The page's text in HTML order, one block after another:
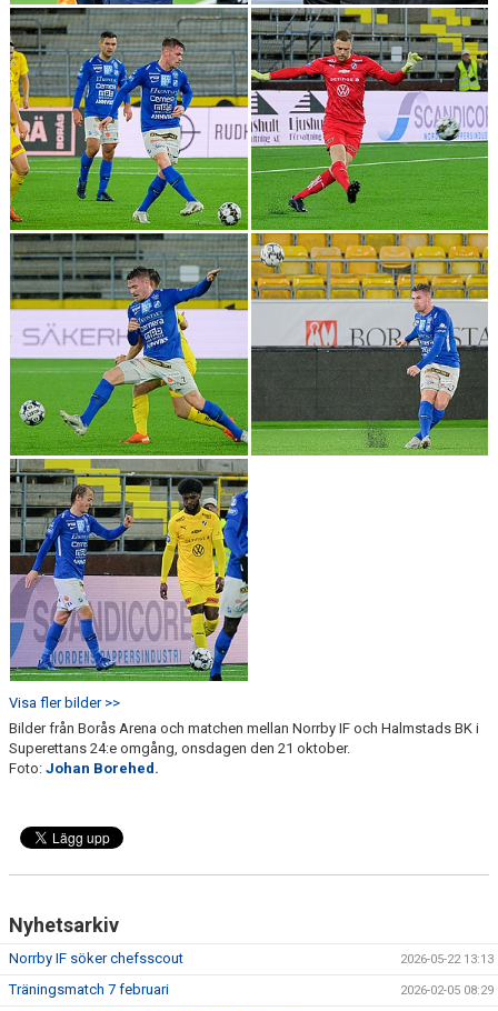
Visa fler bilder >>
Bilder från Borås Arena och matchen mellan Norrby IF och Halmstads BK i
Superettans 24:e omgång, onsdagen den 21 oktober.
Foto: Johan Borehed.
Nyhetsarkiv
Norrby IF söker chefsscout 2026-05-22 13:13
Träningsmatch 7 februari 2026-02-05 08:29